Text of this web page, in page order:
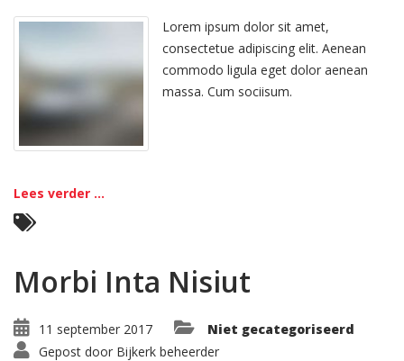
Tristique
Lorem ipsum dolor sit amet,
consectetue adipiscing elit. Aenean
commodo ligula eget dolor aenean
massa. Cum sociisum.
Lees verder ...
Morbi Inta Nisiut
11 september 2017
Niet gecategoriseerd
Gepost door Bijkerk beheerder